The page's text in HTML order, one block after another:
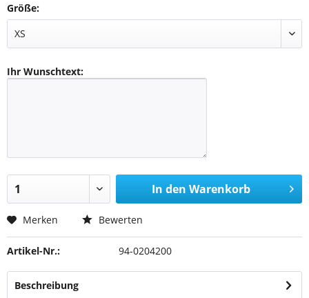
Größe:
Ihr Wunschtext:
In den Warenkorb
Merken Bewerten
Artikel-Nr.: 94-0204200
Beschreibung